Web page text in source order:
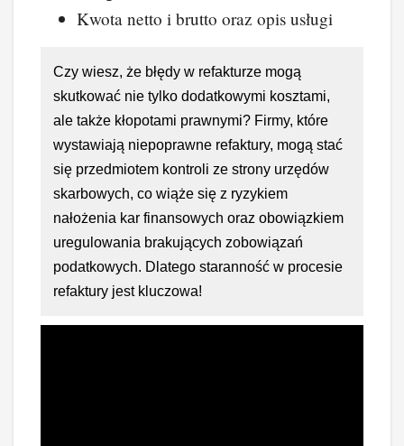
Kwota netto i brutto oraz opis usługi
Czy wiesz, że błędy w refakturze mogą
skutkować nie tylko dodatkowymi kosztami,
ale także kłopotami prawnymi? Firmy, które
wystawiają niepoprawne refaktury, mogą stać
się przedmiotem kontroli ze strony urzędów
skarbowych, co wiąże się z ryzykiem
nałożenia kar finansowych oraz obowiązkiem
uregulowania brakujących zobowiązań
podatkowych. Dlatego staranność w procesie
refaktury jest kluczowa!